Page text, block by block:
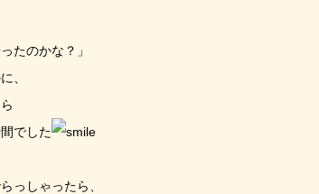
たのかな？」
、
でした
っしゃったら、